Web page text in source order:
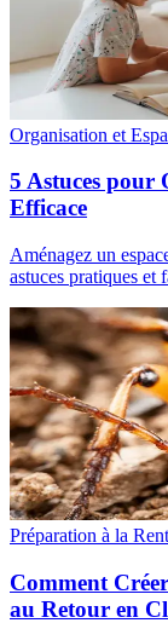
Organisation et
5 Astuces pour
Efficace
Aménagez un
astuces pratiques et
Préparation à la
Comment
au Retour en